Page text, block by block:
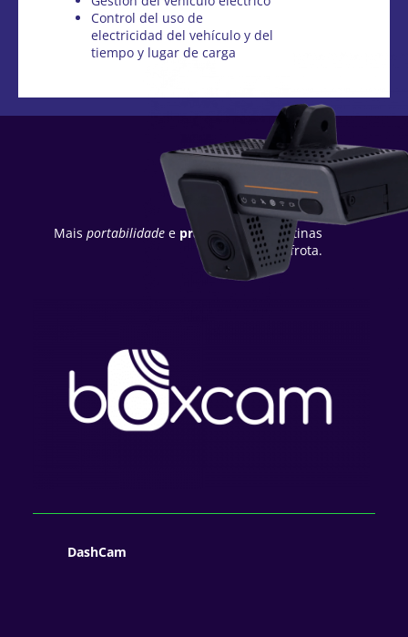
Control del uso de
electricidad del vehículo y del
tiempo y lugar de carga
Sistemas
Plug and Play
Maisportabilidade e praticidadenas rotinas
ágeis da sua frota.
DashCam